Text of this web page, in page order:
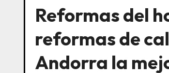
Reformas del
reformas de
Andorra la